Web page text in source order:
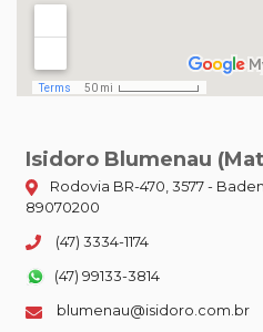
Isidoro Blumenau
Rodovia BR-470, 3577 -
89070200
(47) 3334-1174
(47) 99133-3814
blumenau@isidoro.com.br